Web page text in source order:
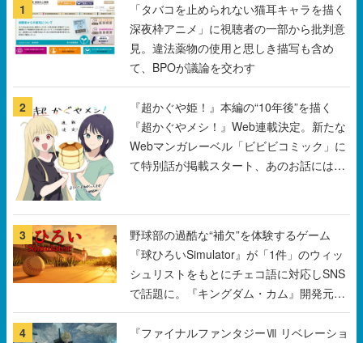
1
「タバコを止められない猫耳キャラを描く
深夜枠アニメ」に視聴者の一部から批判意
見。違法薬物の使用と思しき描写も含め
て、BPOが議論を交わす
2
『超かぐや姫！』本編の“10年後”を描く
『超かぐやメシ！』Web連載決定。新たな
Webマンガレーベル「ビビビコミック」に
て特別話が掲載スタート、あのお話には…
3
野球部の過酷な“補欠”を体験するゲーム
『球ひろいSimulator』が「1件」のウィッ
シュリストをもとにチェコ語に対応しSNS
で話題に。『キングダム・カム』開発元や
チェコのプロ野球選手から称賛の声
4
『ファイナルファンタジーⅦ リベレーショ